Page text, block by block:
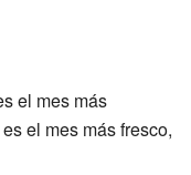
el mes más
el mes más fresco,